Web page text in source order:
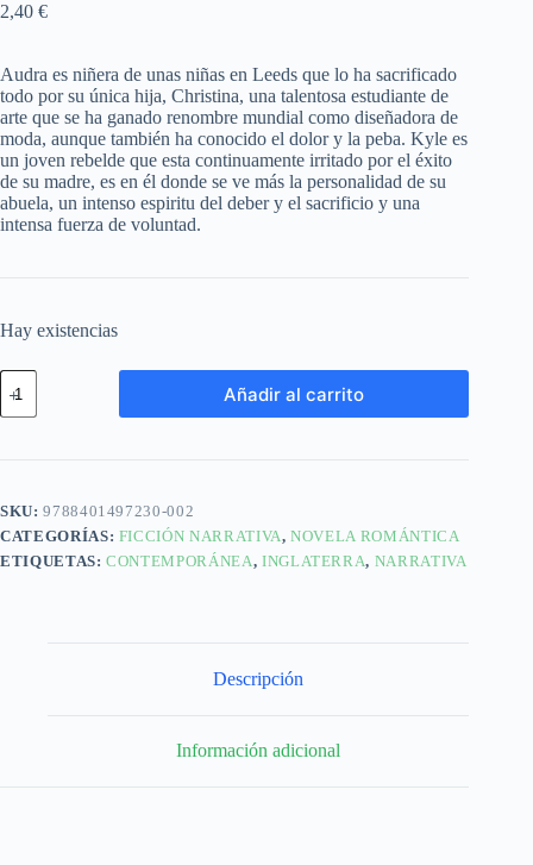
2,40 €
Audra es niñera de unas niñas en Leeds que lo ha sacrificado
todo por su única hija, Christina, una talentosa estudiante de
arte que se ha ganado renombre mundial como diseñadora de
moda, aunque también ha conocido el dolor y la peba. Kyle es
un joven rebelde que esta continuamente irritado por el éxito
de su madre, es en él donde se ve más la personalidad de su
abuela, un intenso espiritu del deber y el sacrificio y una
intensa fuerza de voluntad.
Hay existencias
Añadir al carrito
SKU:9788401497230-002
CATEGORÍAS: FICCIÓN NARRATIVA,NOVELA ROMÁNTICA
ETIQUETAS:CONTEMPORÁNEA, INGLATERRA, NARRATIVA
Descripción
Información adicional